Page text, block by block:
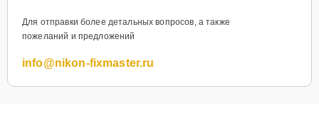
Для отправки более детальных вопросов, а также
пожеланий и предложений
info@nikon-fixmaster.ru